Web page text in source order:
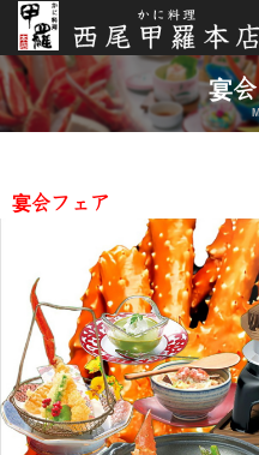
宴
宴会フェア